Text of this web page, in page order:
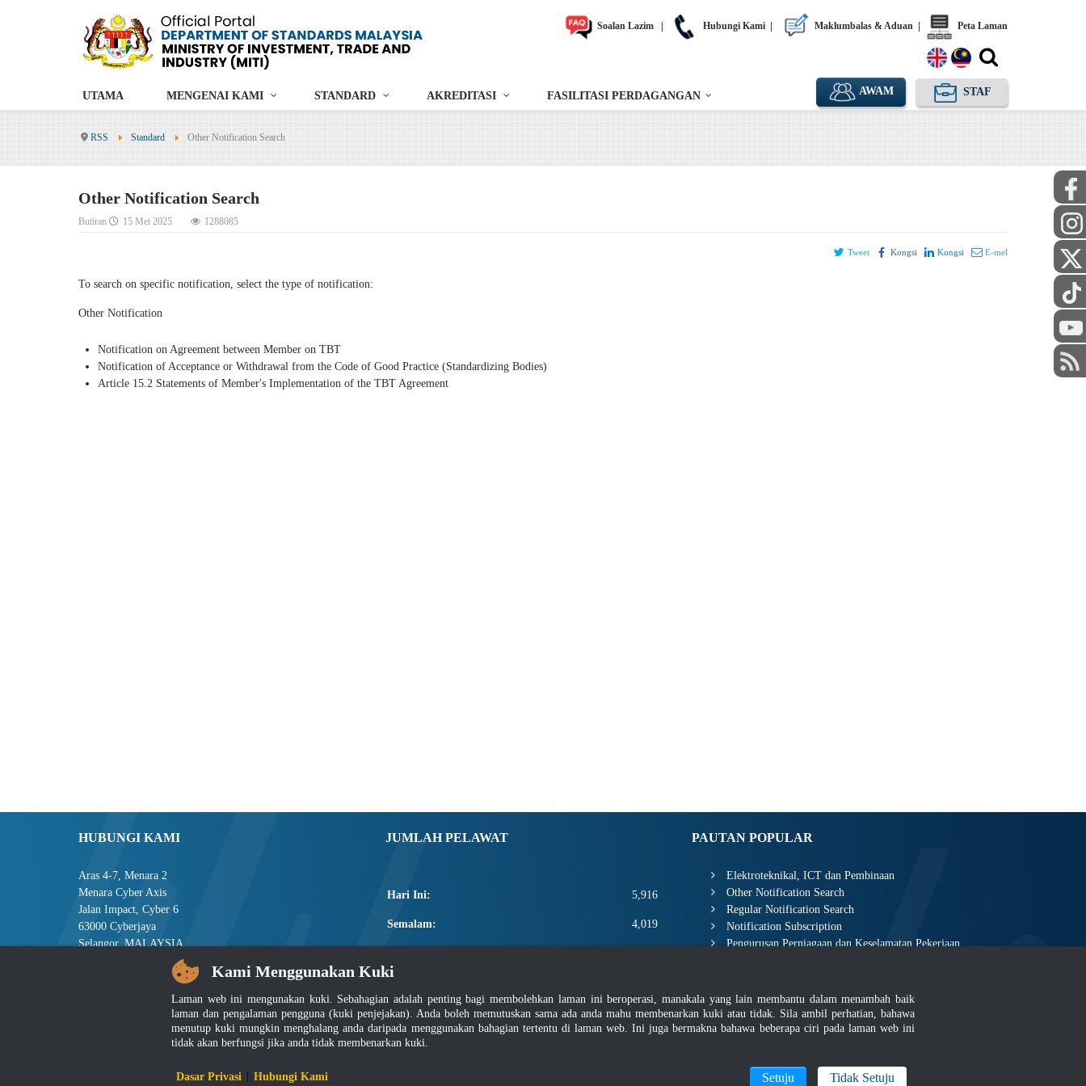
Soalan Lazim Hubungi Kami Maklumbalas & Aduan Peta Laman
UTAMA MENGENAI KAMI STANDARD AKREDITASI FASILITASI PERDAGANGAN AWAM STAF
RSS Standard Other Notification Search
Other Notification Search
Butiran 15 Mei 2025 1288085
Tweet Kongsi Kongsi E-mel
To search on specific notification, select the type of notification:
Other Notification
Notification on Agreement between Member on TBT
Notification of Acceptance or Withdrawal from the Code of Good Practice (Standardizing Bodies)
Article 15.2 Statements of Member's Implementation of the TBT Agreement
HUBUNGI KAMI
Aras 4-7, Menara 2
Menara Cyber Axis
Jalan Impact, Cyber 6
63000 Cyberjaya
Selangor, MALAYSIA
Tel : +603-8008 2900
E-mel : central[at]jsm[dot]gov[dot]my
JUMLAH PELAWAT
Hari Ini: 5,916
Semalam: 4,019
Total: 2,667,108
PAUTAN POPULAR
Elektroteknikal, ICT dan Pembinaan
Other Notification Search
Regular Notification Search
Notification Subscription
Pengurusan Perniagaan dan Keselamatan Pekerjaan
Penafian|Dasar Keselamatan
Kami Menggunakan Kuki
Laman web ini mengunakan kuki. Sebahagian adalah penting bagi membolehkan laman ini beroperasi, manakala yang lain membantu dalam menambah baik
laman dan pengalaman pengguna (kuki penjejakan). Anda boleh memutuskan sama ada anda mahu membenarkan kuki atau tidak. Sila ambil perhatian, bahawa
menutup kuki mungkin menghalang anda daripada menggunakan bahagian tertentu di laman web. Ini juga bermakna bahawa beberapa ciri pada laman web ini
tidak akan berfungsi jika anda tidak membenarkan kuki.
Setuju Tidak Setuju
Dasar Privasi Hubungi Kami